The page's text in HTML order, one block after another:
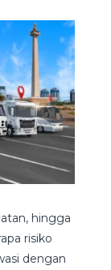
hingga
risiko
dengan